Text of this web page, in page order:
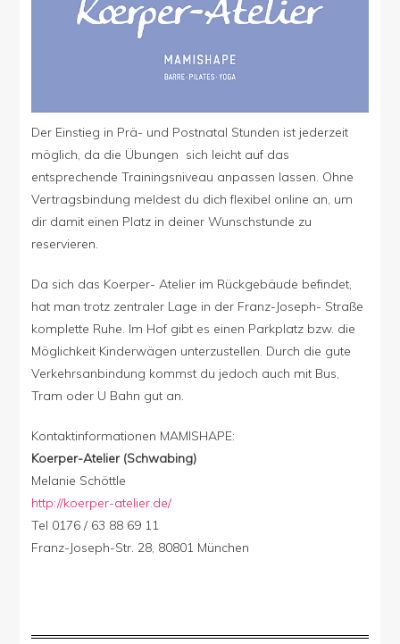
Der Einstieg in Prä- und Postnatal Stunden ist jederzeit
möglich, da die Übungen sich leicht auf das
entsprechende Trainingsniveau anpassen lassen. Ohne
Vertragsbindung meldest du dich flexibel online an, um
dir damit einen Platz in deiner Wunschstunde zu
reservieren.
Da sich das Koerper- Atelier im Rückgebäude befindet,
hat man trotz zentraler Lage in der Franz-Joseph- Straße
komplette Ruhe. Im Hof gibt es einen Parkplatz bzw. die
Möglichkeit Kinderwägen unterzustellen. Durch die gute
Verkehrsanbindung kommst du jedoch auch mit Bus,
Tram oder U Bahn gut an.
Kontaktinformationen MAMISHAPE:
Koerper-Atelier (Schwabing)
Melanie Schöttle
http://koerper-atelier.de/
Tel 0176 / 63 88 69 11
Franz-Joseph-Str. 28, 80801 München